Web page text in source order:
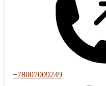
+78007009249